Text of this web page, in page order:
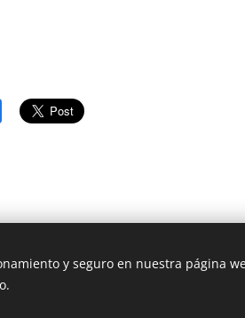
Brain y seguro en nuestra página